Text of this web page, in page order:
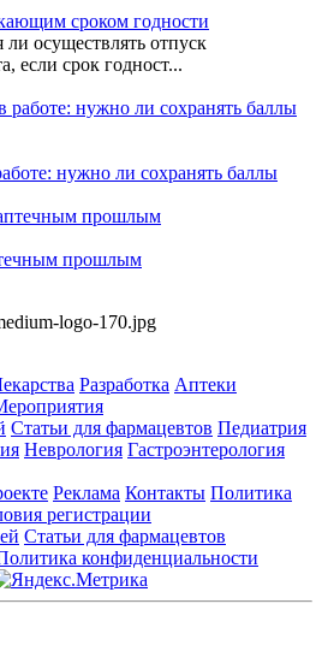
сроком годности
осуществлять отпуск
если срок годност...
нужно ли сохранять баллы
прошлым
Разработка Аптеки
Статьи для фармацевтов Педиатрия
Неврология Гастроэнтерология
Реклама Контакты Политика
регистрации
Статьи для фармацевтов
конфиденциальности